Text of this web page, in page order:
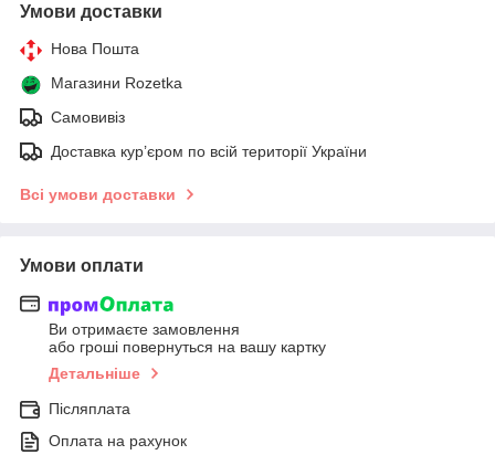
Умови доставки
Нова Пошта
Магазини Rozetka
Самовивіз
Доставка кур’єром по всій території України
Всі умови доставки
Умови оплати
Ви отримаєте замовлення
або гроші повернуться на вашу картку
Детальніше
Післяплата
Оплата на рахунок